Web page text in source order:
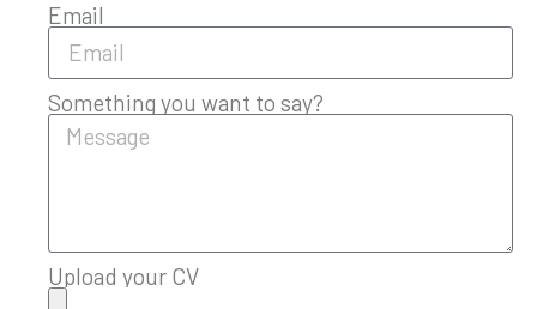
Email
Something you want to say?
Upload your CV